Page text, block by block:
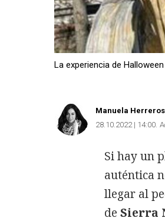
La experiencia de
Manuela Herreros
28.10.2022 | 14:00
Si hay un
auténtica
llegar al
de Sierra